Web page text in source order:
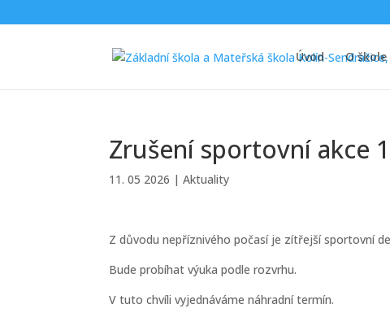
Úvod O škole
Zrušení sportovní akce
11. 05 2026 |Aktuality
Z důvodu nepříznivého počasí je zítřejší sportovní
Bude probíhat výuka podle rozvrhu.
V tuto chvíli vyjednáváme náhradní termín.